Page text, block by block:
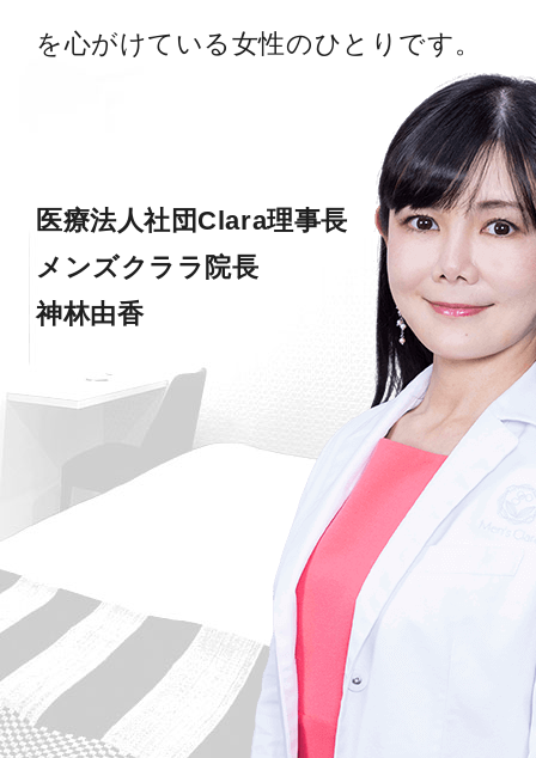
を心がけている女性のひとりです。
医療法人社団Clara理事長
メンズクララ院長
神林由香